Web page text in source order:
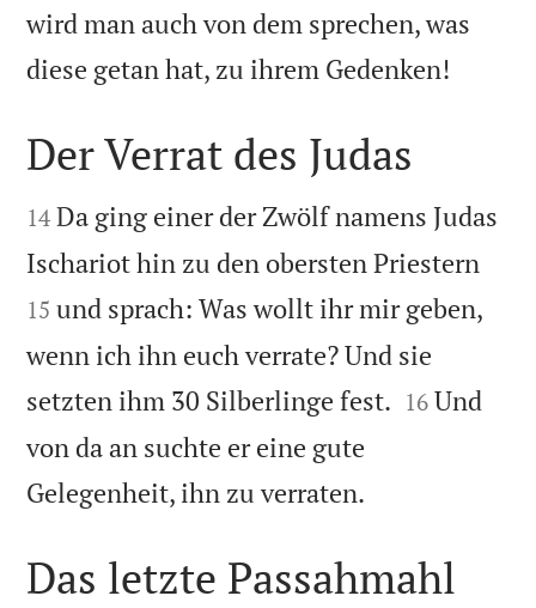
wird man auch von dem sprechen, was
diese getan hat, zu ihrem Gedenken!

Der Verrat des Judas

14 Da ging einer der Zwölf namens Judas
Ischariot hin zu den obersten Priestern
15 und sprach: Was wollt ihr mir geben,
wenn ich ihn euch verrate? Und sie
setzten ihm 30 Silberlinge fest. 

16 Und
von da an suchte er eine gute
Gelegenheit, ihn zu verraten.
Das letzte Passahmahl